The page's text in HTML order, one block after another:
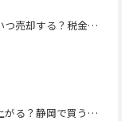
相続したマンションはいつ売却する？税金で差が出る時期
インフレで住宅価格は上がる？静岡で買う前に知る盲点